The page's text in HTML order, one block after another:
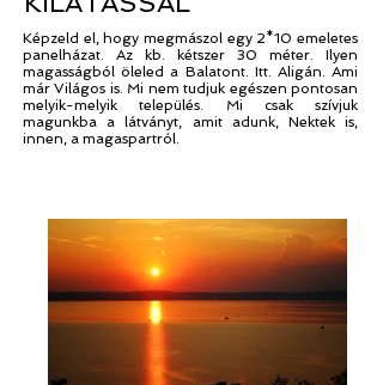
Képzeld el, hogy megmászol egy 2*10 emeletes
panelházat. Az kb. kétszer 30 méter. Ilyen
magasságból öleled a Balatont. Itt. Aligán. Ami
már Világos is. Mi nem tudjuk egészen pontosan
melyik-melyik település. Mi csak szívjuk
magunkba a látványt, amit adunk, Nektek is,
innen, a magaspartról.